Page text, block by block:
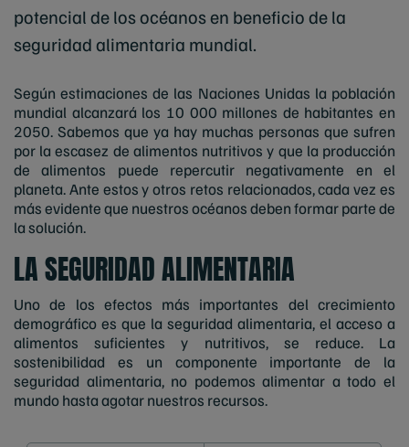
potencial de los océanos en beneficio de la
seguridad alimentaria mundial.
Según estimaciones de las Naciones Unidas la población
mundial alcanzará los 10 000 millones de habitantes en
2050. Sabemos que ya hay muchas personas que sufren
por la escasez de alimentos nutritivos y que la producción
de alimentos puede repercutir negativamente en el
planeta. Ante estos y otros retos relacionados, cada vez es
más evidente que nuestros océanos deben formar parte de
la solución.
LA SEGURIDAD ALIMENTARIA
Uno de los efectos más importantes del crecimiento
demográfico es que la seguridad alimentaria, el acceso a
alimentos suficientes y nutritivos, se reduce. La
sostenibilidad es un componente importante de la
seguridad alimentaria, no podemos alimentar a todo el
mundo hasta agotar nuestros recursos.